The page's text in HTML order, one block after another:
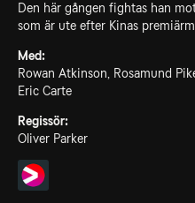
Den här gången fightas han
som är ute efter Kinas
Med:
Rowan Atkinson, Rosamund
Eric Carte
Regissör:
Oliver Parker